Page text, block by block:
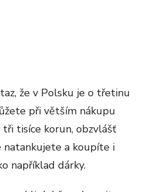
že v Polsku je o třetinu
při větším nákupu
tisíce korun, obzvlášť
natankujete a koupíte i
například dárky.